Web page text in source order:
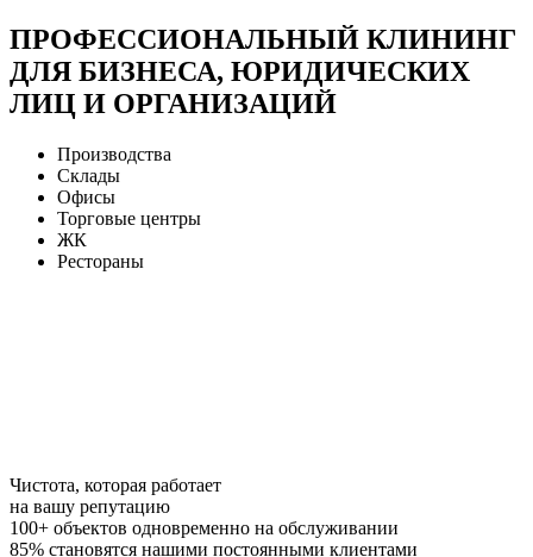
ПРОФЕССИОНАЛЬНЫЙ КЛИНИНГ
ДЛЯ БИЗНЕСА, ЮРИДИЧЕСКИХ
ЛИЦ И ОРГАНИЗАЦИЙ
Производства
Склады
Офисы
Торговые центры
ЖК
Рестораны
Чистота, которая работает
на вашу репутацию
100+ объектов одновременно на обслуживании
85% становятся нашими постоянными клиентами